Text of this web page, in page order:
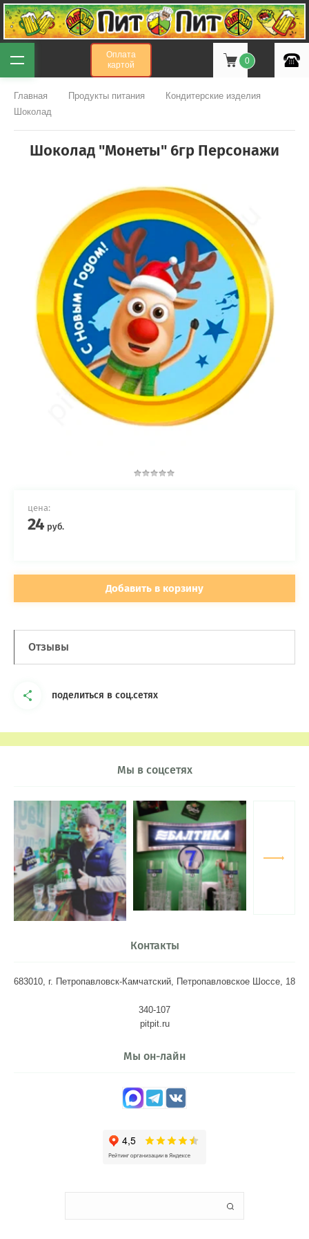
Оплата
картой
0
Главная Продукты питания
Кондитерские изделия
Шоколад
Шоколад "Монеты" 6гр Персонажи
цена:
24 руб.
Добавить в корзину
Отзывы
поделиться в соц.сетях
Мы в соцсетях
Контакты
683010, г. Петропавловск-Камчатский, Петропавловское Шоссе, 18
340-107
pitpit.ru
Мы он-лайн